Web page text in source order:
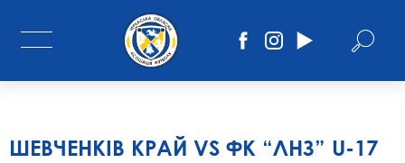
ШЕВЧЕНКІВ КРАЙ VS ФК “ЛНЗ” U-17